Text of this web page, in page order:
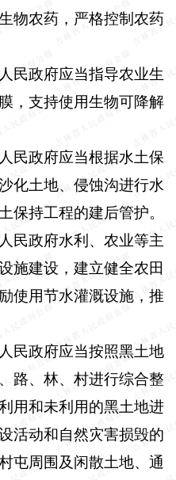
物农药，严格控制农药
民政府应当指导农业生
，支持使用生物可降解
民政府应当根据水土保
化土地、侵蚀沟进行水
保持工程的建后管护。
民政府水利、农业等主
施建设，建立健全农田
使用节水灌溉设施，推
民政府应当按照黑土地
路、林、村进行综合整
用和未利用的黑土地进
活动和自然灾害损毁的
屯周围及闲散土地、通